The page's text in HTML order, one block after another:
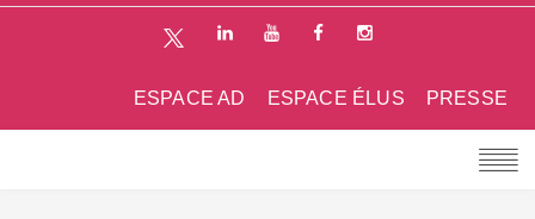
PRESSE
ESPACE ÉLUS
ESPACE AD